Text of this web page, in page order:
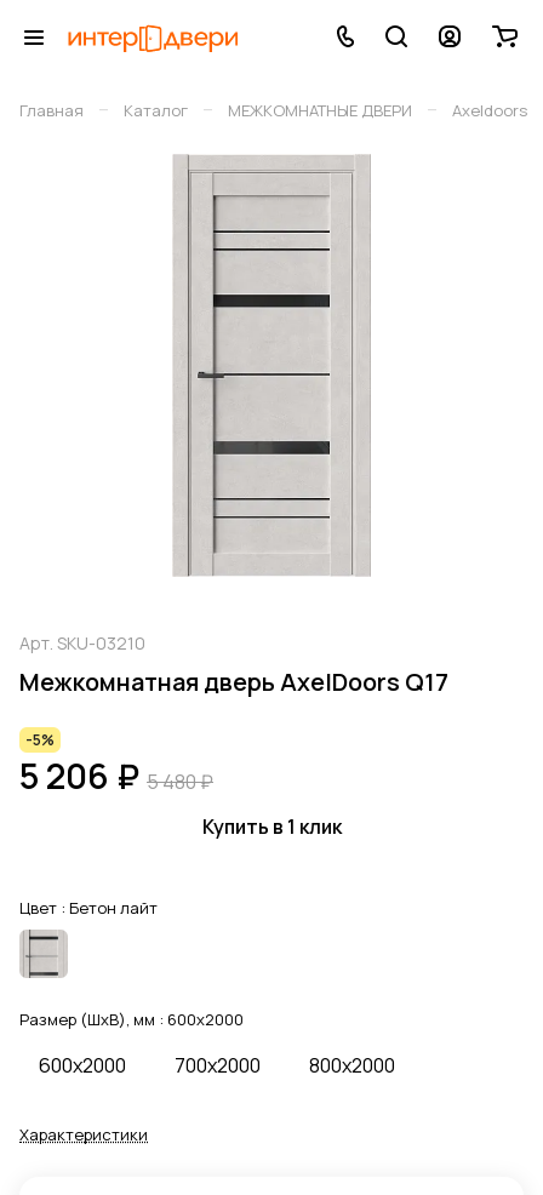
Главная – Каталог – МЕЖКОМНАТНЫЕ ДВЕРИ – Axeldoors
Арт. SKU-03210
Межкомнатная дверь AxelDoors Q17
-5%
5 206 ₽ 5 480 ₽
Купить в 1 клик
Цвет : Бетон лайт
Размер (ШхВ), мм : 600x2000
600x2000 700x2000 800x2000
Характеристики